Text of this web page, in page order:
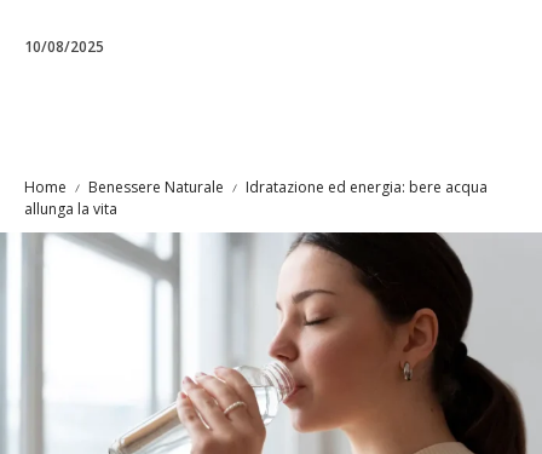
10/08/2025
Home Benessere Naturale
Idratazione ed energia: bere acqua
allunga la vita